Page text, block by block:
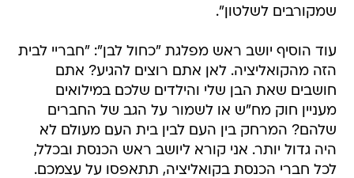
שמקורבים לשלטון".
עוד הוסיף יושב ראש מפלגת "כחול לבן": "חבריי לבית
הזה מהקואליציה. לאן אתם רוצים להגיע? אתם
חושבים שאת הבן שלי והילדים שלכם במילואים
מעניין חוק מח"ש או לשמור על הגב של החברים
שלהם? המרחק בין העם לבין בית העם מעולם לא
היה גדול יותר. אני קורא ליושב ראש הכנסת ובכלל,
לכל חברי הכנסת בקואליציה, תתאפסו על עצמכם.